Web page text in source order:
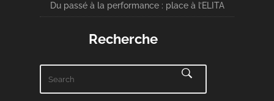
Du passé à la performance : place à l’ELITA
Recherche